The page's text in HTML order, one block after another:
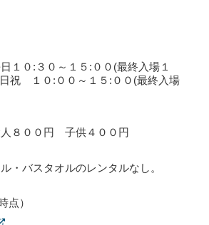
１０:３０～１５:００(最終入場１
祝 １０:００～１５:００(最終入場
人８００円 子供４００円
・バスタオルのレンタルなし。
点）